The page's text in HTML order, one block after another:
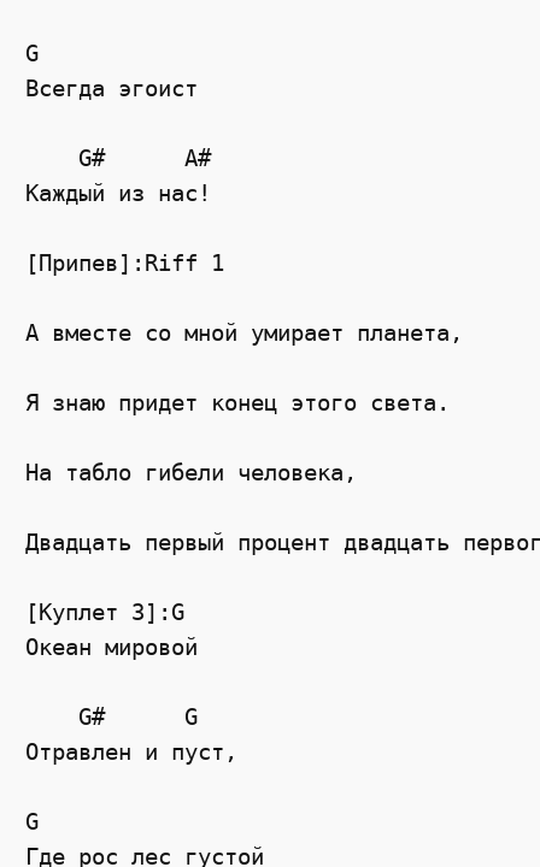
G
Всегда эгоист
    G#      A#
Каждый из нас!
[Припев]:Riff 1
А вместе со мной умирает планета,
Я знаю придет конец этого света.
На табло гибели человека,
Двадцать первый процент двадцать
[Куплет 3]:G
Океан мировой
    G#      G
Отравлен и пуст,
G
Где рос лес густой